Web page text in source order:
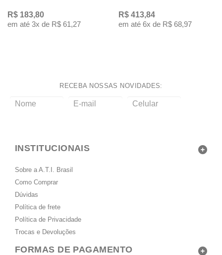
R$ 183,80
em até 3x de R$ 61,27
R$ 413,84
em até 6x de R$ 68,97
RECEBA NOSSAS NOVIDADES:
INSTITUCIONAIS
Sobre a A.T.I. Brasil
Como Comprar
Dúvidas
Política de frete
Política de Privacidade
Trocas e Devoluções
FORMAS DE PAGAMENTO